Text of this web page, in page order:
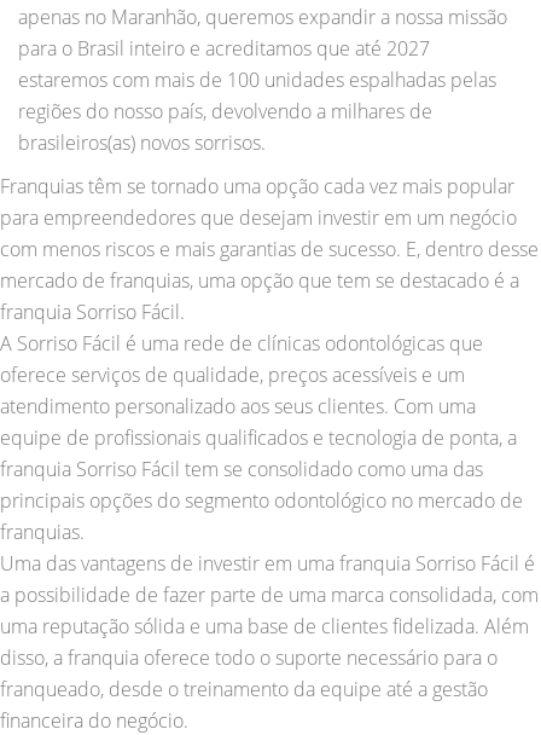
apenas no Maranhão, queremos expandir a nossa missão
para o Brasil inteiro e acreditamos que até 2027
estaremos com mais de 100 unidades espalhadas pelas
regiões do nosso país, devolvendo a milhares de
brasileiros(as) novos sorrisos.
Franquias têm se tornado uma opção cada vez mais popular
para empreendedores que desejam investir em um negócio
com menos riscos e mais garantias de sucesso. E, dentro desse
mercado de franquias, uma opção que tem se destacado é a
franquia Sorriso Fácil.
A Sorriso Fácil é uma rede de clínicas odontológicas que
oferece serviços de qualidade, preços acessíveis e um
atendimento personalizado aos seus clientes. Com uma
equipe de profissionais qualificados e tecnologia de ponta, a
franquia Sorriso Fácil tem se consolidado como uma das
principais opções do segmento odontológico no mercado de
franquias.
Uma das vantagens de investir em uma franquia Sorriso Fácil é
a possibilidade de fazer parte de uma marca consolidada, com
uma reputação sólida e uma base de clientes fidelizada. Além
disso, a franquia oferece todo o suporte necessário para o
franqueado, desde o treinamento da equipe até a gestão
financeira do negócio.